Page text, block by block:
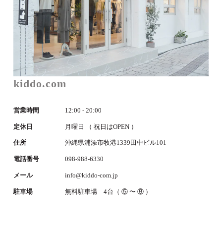
kiddo.com
営業時間 12:00 - 20:00
定休日 月曜日 （ 祝日はOPEN ）
住所 沖縄県浦添市牧港1339田中ビル101
電話番号 098-988-6330
メール info@kiddo-com.jp
駐車場 無料駐車場 4台（ ⑤ 〜 ⑧ ）